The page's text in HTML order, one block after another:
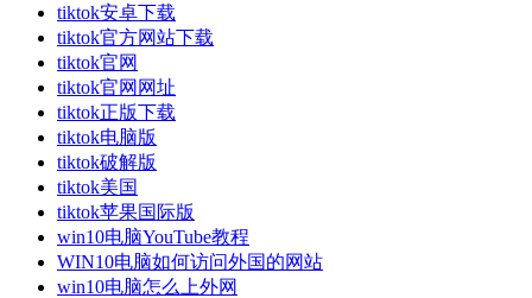
tiktok安卓下载
tiktok官方网站下载
tiktok官网
tiktok官网网址
tiktok正版下载
tiktok电脑版
tiktok破解版
tiktok美国
tiktok苹果国际版
win10电脑YouTube教程
WIN10电脑如何访问外国的网站
win10电脑怎么上外网